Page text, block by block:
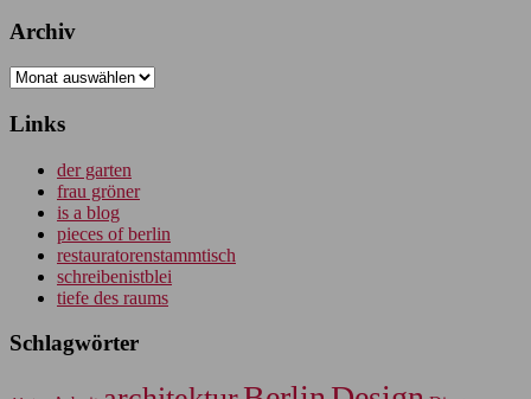
Archiv
Archiv
Links
der garten
frau gröner
is a blog
pieces of berlin
restauratorenstammtisch
schreibenistblei
tiefe des raums
Schlagwörter